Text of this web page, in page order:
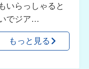
いらっしゃると
でジア…
もっと見る